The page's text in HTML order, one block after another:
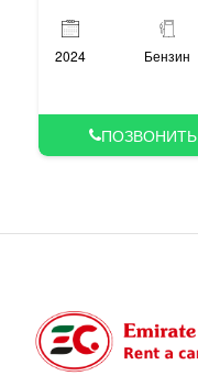
2024 Бензин
ПОЗВОНИТЬ